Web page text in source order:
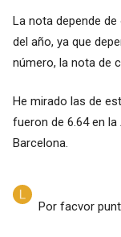
La nota depende
del año, ya que
número, la nota de
He mirado las de
fueron de 6.64 en
Barcelona.
Por facvor